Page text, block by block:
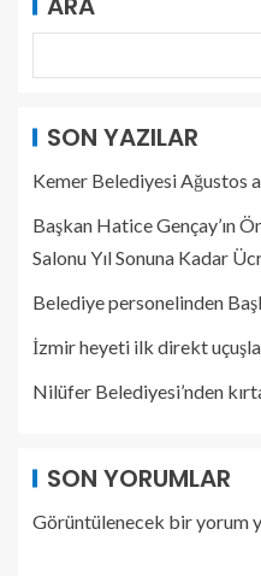
SON YAZILAR
Kemer Belediyesi Ağustos
Başkan Hatice Gençay’ın
Salonu Yıl Sonuna Kadar
Belediye personelinden
İzmir heyeti ilk direkt
Nilüfer Belediyesi’nden
SON YORUMLAR
Görüntülenecek bir yorum